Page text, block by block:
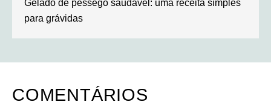
Gelado de pêssego saudável: uma receita simples
para grávidas
COMENTÁRIOS